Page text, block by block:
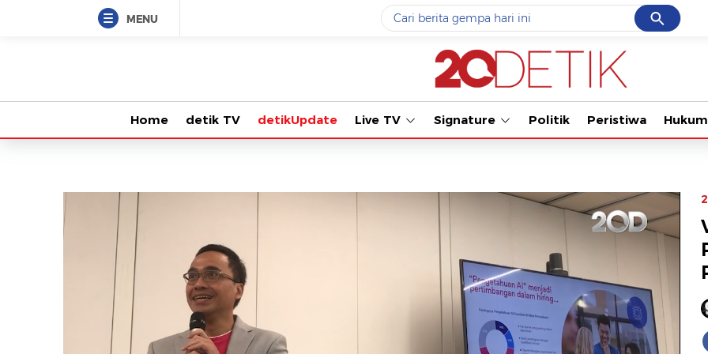
MENU Cancel
Yang sedang ramai dicari
data live draw sgp
#3prabowo
#5gempa hari ini
Promoted
Terakhir yang dicari
Tonton
Home detik TV detikUpdate Live TV Signature Politik Peristiwa Hukum